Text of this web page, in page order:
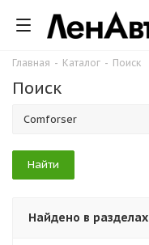
Главная - Каталог - Поиск
Поиск
Найдено в разделах